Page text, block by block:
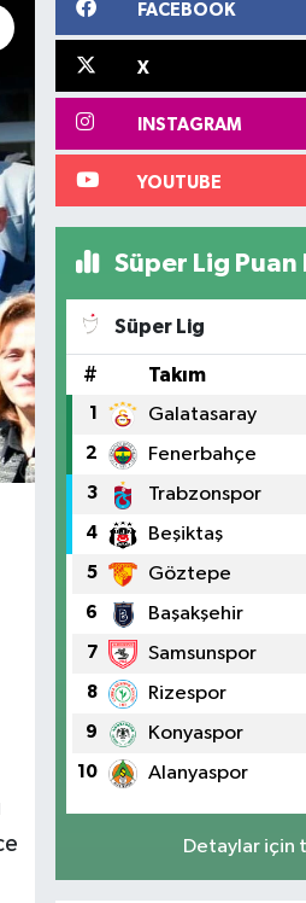
FACEBOOK
X
INSTAGRAM
YOUTUBE
Süper Lig Puan
Süper Lig
# Takım
1 Galatasaray
2 Fenerbahçe
3 Trabzonspor
4 Beşiktaş
5 Göztepe
6 Başakşehir
7 Samsunspor
8 Rizespor
9 Konyaspor
10 Alanyaspor
Detaylar için